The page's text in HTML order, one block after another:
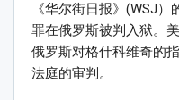
《华尔街日报》(WSJ
罪在俄罗斯被判入狱。
俄罗斯对格什科维奇的
法庭的审判。